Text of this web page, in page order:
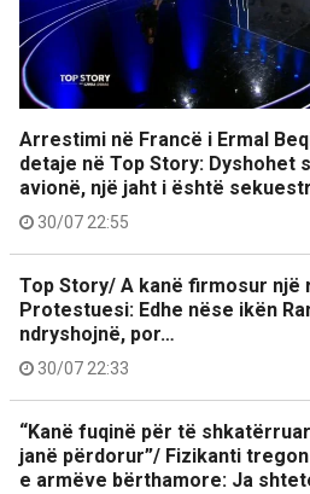
Arrestimi në Francë i Ermal
detaje në Top Story: Dyshohet
avionë, një jaht i është
30/07 22:55
Top Story/ A kanë firmosur një
Protestuesi: Edhe nëse ikën
ndryshojnë, por…
30/07 22:33
“Kanë fuqinë për të
janë përdorur”/ Fizikanti
e armëve bërthamore: Ja